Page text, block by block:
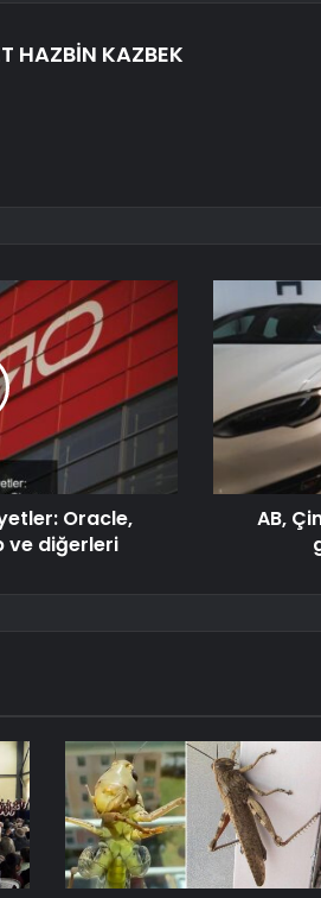
HAZBİN KAZBEK
Oracle,
ve diğerleri
AB,